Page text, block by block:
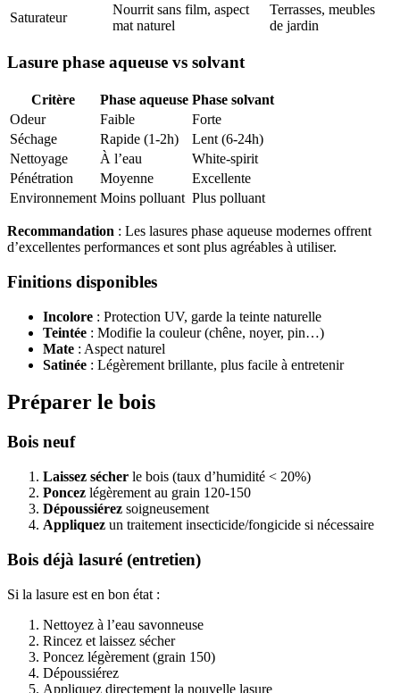
Saturateur
Nourrit sans film, aspect
mat naturel
Terrasses, meubles
de jardin
Lasure phase aqueuse vs solvant
Critère Phase aqueuse Phase solvant
Odeur
Faible
Forte
Séchage
Rapide (1-2h)
Lent (6-24h)
Nettoyage
À l’eau
White-spirit
Pénétration
Moyenne
Excellente
Environnement Moins polluant Plus polluant
Recommandation : Les lasures phase aqueuse modernes offrent
d’excellentes performances et sont plus agréables à utiliser.
Finitions disponibles
Incolore : Protection UV, garde la teinte naturelle
Teintée : Modifie la couleur (chêne, noyer, pin…)
Mate : Aspect naturel
Satinée : Légèrement brillante, plus facile à entretenir
Préparer le bois
Bois neuf
Laissez sécher le bois (taux d’humidité < 20%)
Poncez légèrement au grain 120-150
Dépoussiérez soigneusement
Appliquez un traitement insecticide/fongicide si nécessaire
Bois déjà lasuré (entretien)
Si la lasure est en bon état :
Nettoyez à l’eau savonneuse
Rincez et laissez sécher
Poncez légèrement (grain 150)
Dépoussiérez
Appliquez directement la nouvelle lasure